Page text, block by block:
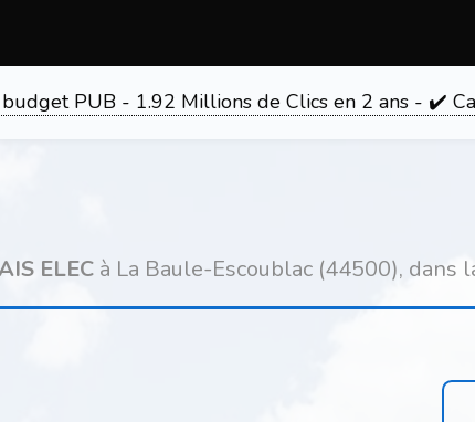
PUB - 1.92 Millions de Clics en 2 ans - ✔️
ELEC à La Baule-Escoublac (44500), dans